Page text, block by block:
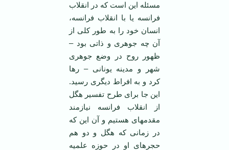
مسئله این است که در انقلاب
فرانسه یا با انقلاب فرانسه،
انسان خود را به طور کلی از
آن چه جوهری و ذاتی بود –
ظهور روح در وضع جوهری
شهر و مدینه یونانی – رها
کرد و به افراط دیگری رسید.
این جا برای طرح تفسیر هگل
از انقلاب فرانسه نیازمند
مقدمه­ای هستیم و آن این که
در زمانی که هگل و دو هم
حجره­ای او در حوزه علمیه